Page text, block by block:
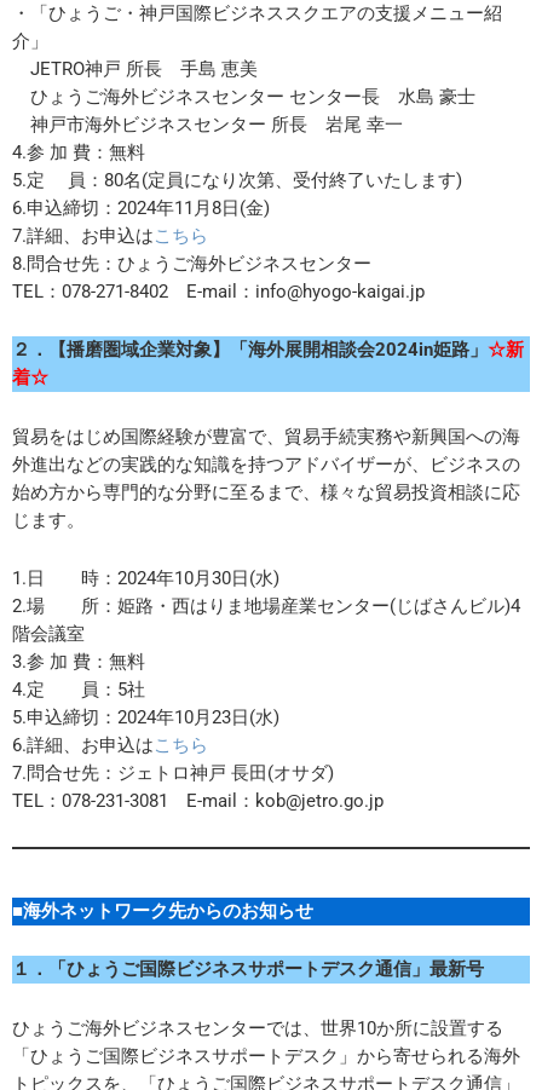
・「ひょうご・神戸国際ビジネススクエアの支援メニュー紹
介」
JETRO神戸 所長 手島 恵美
ひょうご海外ビジネスセンター センター長 水島 豪士
神戸市海外ビジネスセンター 所長 岩尾 幸一
4.参 加 費：無料
5.定 員：80名(定員になり次第、受付終了いたします)
6.申込締切：2024年11月8日(金)
7.詳細、お申込はこちら
8.問合せ先：ひょうご海外ビジネスセンター
TEL：078-271-8402 E-mail：info@hyogo-kaigai.jp
２． 【播磨圏域企業対象】「海外展開相談会2024in姫路」 ☆新
着☆
貿易をはじめ国際経験が豊富で、貿易手続実務や新興国への海
外進出などの実践的な知識を持つアドバイザーが、ビジネスの
始め方から専門的な分野に至るまで、様々な貿易投資相談に応
じます。
1.日 時：2024年10月30日(水)
2.場 所：姫路・西はりま地場産業センター(じばさんビル)4
階会議室
3.参 加 費：無料
4.定 員：5社
5.申込締切：2024年10月23日(水)
6.詳細、お申込はこちら
7.問合せ先：ジェトロ神戸 長田(オサダ)
TEL：078-231-3081 E-mail：kob@jetro.go.jp
■海外ネットワーク先からのお知らせ
１． 「ひょうご国際ビジネスサポートデスク通信」最新号
ひょうご海外ビジネスセンターでは、世界10か所に設置する
「ひょうご国際ビジネスサポートデスク」から寄せられる海外
トピックスを、「ひょうご国際ビジネスサポートデスク通信」